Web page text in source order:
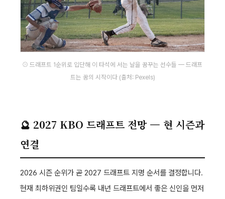
⚾ 드래프트 1순위로 입단해 이 타석에 서는 날을 꿈꾸는 선수들 — 드래프
트는 꿈의 시작이다 (출처: Pexels)
🔮 2027 KBO 드래프트 전망 — 현 시즌과
연결
2026 시즌 순위가 곧 2027 드래프트 지명 순서를 결정합니다.
현재 최하위권인 팀일수록 내년 드래프트에서 좋은 신인을 먼저